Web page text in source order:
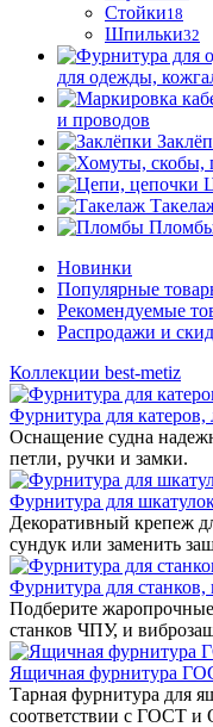
Стойки18
Шпильки32
для одежды,
и проводов
Новинки
Популярные
Рекомендуемые
Распродажи и
Коллекции best-metiz
Фурнитура для
Оснащение судна
петли, ручки и замки.
Фурнитура для
Декоративный крепеж
сундук или заменить
Фурнитура для
Подберите
станков ЧПУ, и
Ящичная фурнитура
Тарная фурнитура для
соответствии с ГОСТ и